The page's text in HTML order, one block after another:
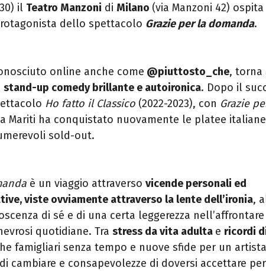
il Teatro Manzoni di Milano (via Manzoni 42) ospita
dello spettacolo Grazie per la domanda.
online anche come @piuttosto_che, torna
stand-up comedy brillante e autoironica. Dopo il
Ho fatto il Classico (2022-2023), con Grazie
Mariti ha conquistato nuovamente le platee
sold-out.
è un viaggio attraverso vicende personali ed
viste ovviamente attraverso la lente dell’ironia,
di sé e di una certa leggerezza nell’affrontare
quotidiane. Tra stress da vita adulta e ricordi
famigliari senza tempo e nuove sfide per un
cambiare e consapevolezze di doversi accettare